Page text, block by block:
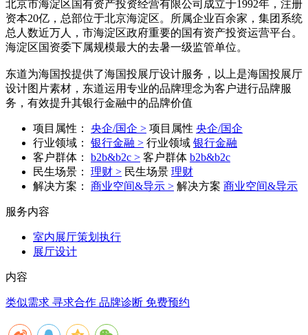
北京市海淀区国有资产投资经营有限公司成立于1992年，注册
资本20亿，总部位于北京海淀区。所属企业百余家，集团系统
总人数近万人，市海淀区政府重要的国有资产投资运营平台。
海淀区国资委下属规模最大的去暑一级监管单位。
东道为海国投提供了海国投展厅设计服务，以上是海国投展厅
设计图片素材，东道运用专业的品牌理念为客户进行品牌服
务，有效提升其银行金融中的品牌价值
项目属性： 央企/国企 > 项目属性 央企/国企
行业领域：
银行金融 > 行业领域 银行金融
客户群体：
b2b&b2c > 客户群体 b2b&b2c
民生场景：
理财 > 民生场景 理财
解决方案：
商业空间&导示 > 解决方案 商业空间&导示
服务内容
室内展厅策划执行
展厅设计
内容
类似需求 寻求合作 品牌诊断 免费预约